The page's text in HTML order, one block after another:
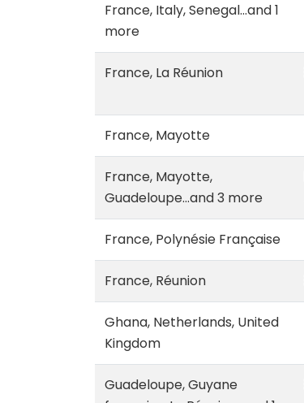
France, Italy, Senegal...and 1
more
France, La Réunion
France, Mayotte
France, Mayotte,
Guadeloupe...and 3 more
France, Polynésie Française
France, Réunion
Ghana, Netherlands, United
Kingdom
Guadeloupe, Guyane